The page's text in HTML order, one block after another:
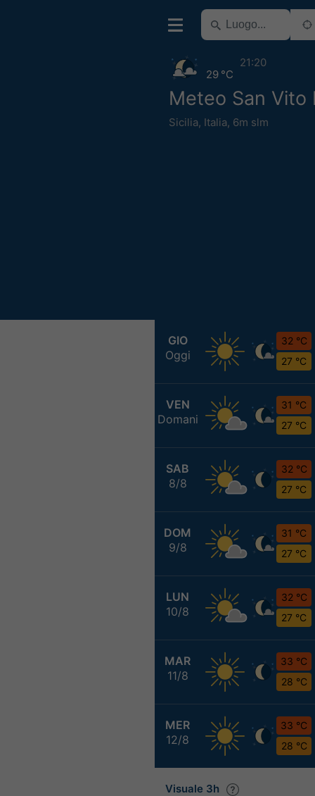
Meteo San Vito
Sicilia, Italia, 6m slm
29 °C
21:20
GIO
Oggi
32 °C
27 °C
VEN
Domani
31 °C
27 °C
SAB
8/8
32 °C
27 °C
DOM
9/8
31 °C
27 °C
LUN
10/8
32 °C
27 °C
MAR
11/8
33 °C
28 °C
MER
12/8
33 °C
28 °C
Visuale 3h